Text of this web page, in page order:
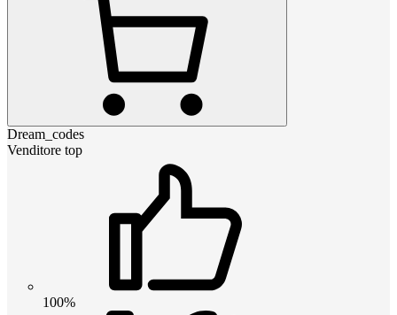
Dream_codes
Venditore top
100%